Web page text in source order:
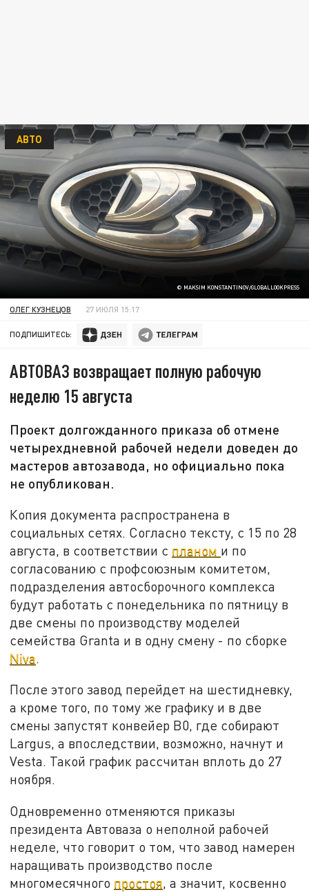
© MAKSIM KONSTANTINOV/GLOBALLOOKPRESS
АВТО
ОЛЕГ КУЗНЕЦОВ 27 ИЮЛЯ 15:17
ПОДПИШИТЕСЬ:
АВТОВАЗ возвращает полную рабочую
неделю 15 августа
Проект долгожданного приказа об отмене
четырехдневной рабочей недели доведен до
мастеров автозавода, но официально пока
не опубликован.
Копия документа распространена в
социальных сетях. Согласно тексту, с 15 по 28
августа, в соответствии с планом и по
согласованию с профсоюзным комитетом,
подразделения автосборочного комплекса
будут работать с понедельника по пятницу в
две смены по производству моделей
семейства Granta и в одну смену - по сборке
Niva.
После этого завод перейдет на шестидневку,
а кроме того, по тому же графику и в две
смены запустят конвейер B0, где собирают
Largus, а впоследствии, возможно, начнут и
Vesta. Такой график рассчитан вплоть до 27
ноября.
Одновременно отменяются приказы
президента Автоваза о неполной рабочей
неделе, что говорит о том, что завод намерен
наращивать производство после
многомесячного простоя, а значит, косвенно